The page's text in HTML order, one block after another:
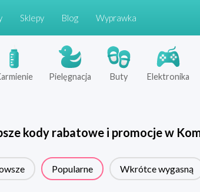
Sklepy Blog Wyprawka
Pielęgnacja Buty Elektronika
kody rabatowe i promocje w
Popularne Wkrótce wygasną